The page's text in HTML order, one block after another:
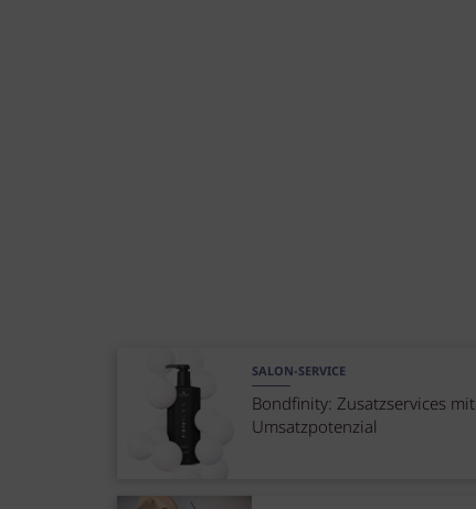
SALON-SERVICE
Bondfinity: Zusatzservices mit
Umsatzpotenzial